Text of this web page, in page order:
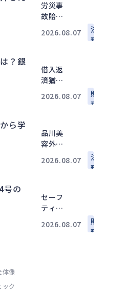
債・交
渉の実
労災事
故賠償
が押さ
と算定
実務
2026.08.07
法
務
借入返
済猶予
方は？
響整理
2026.08.07
財
務
品川美
容外科
訟から
の法務
対応
2026.08.07
法
務
セーフ
ティネ
証4号の
2026.08.07
財
務
体像
ック